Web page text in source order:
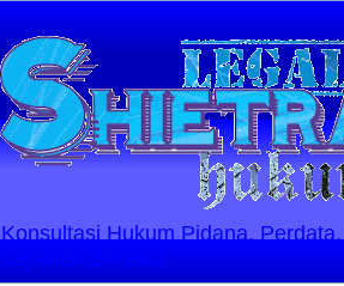
Konsultasi Hukum Pidana,
Layanan Berlaku